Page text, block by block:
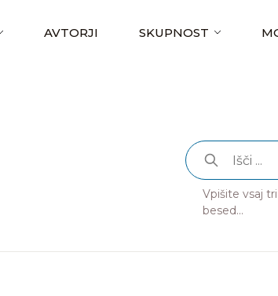
AVTORJI SKUPNOST
Vpišite vsaj
besed...